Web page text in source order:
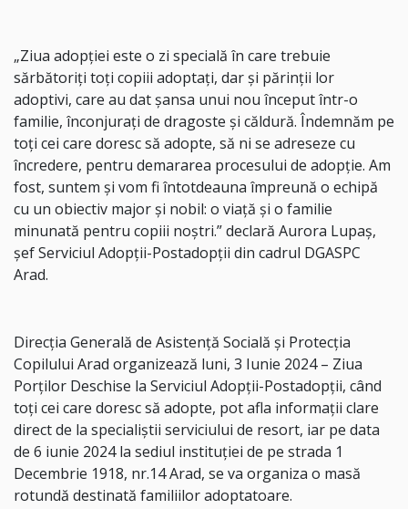
„Ziua adopției este o zi specială în care trebuie
sărbătoriți toți copiii adoptați, dar și părinții lor
adoptivi, care au dat șansa unui nou început într-o
familie, înconjurați de dragoste și căldură. Îndemnăm pe
toți cei care doresc să adopte, să ni se adreseze cu
încredere, pentru demararea procesului de adopție. Am
fost, suntem și vom fi întotdeauna împreună o echipă
cu un obiectiv major și nobil: o viață și o familie
minunată pentru copiii noștri.” declară Aurora Lupaș,
șef Serviciul Adopții-Postadopții din cadrul DGASPC
Arad.
Direcția Generală de Asistență Socială și Protecția
Copilului Arad organizează luni, 3 Iunie 2024 – Ziua
Porților Deschise la Serviciul Adopții-Postadopții, când
toți cei care doresc să adopte, pot afla informații clare
direct de la specialiștii serviciului de resort, iar pe data
de 6 iunie 2024 la sediul instituției de pe strada 1
Decembrie 1918, nr.14 Arad, se va organiza o masă
rotundă destinată familiilor adoptatoare.